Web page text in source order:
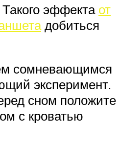
эффекта от
добиться
сомневающимся
эксперимент.
сном положите
с кроватью